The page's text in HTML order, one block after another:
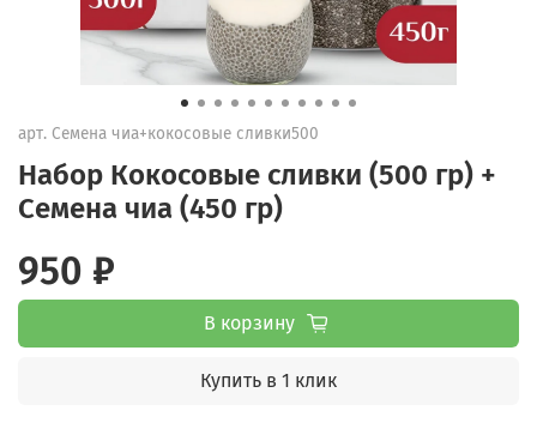
арт. Семена чиа+кокосовые сливки500
Набор Кокосовые сливки (500 гр) +
Семена чиа (450 гр)
950 ₽
В корзину
Купить в 1 клик